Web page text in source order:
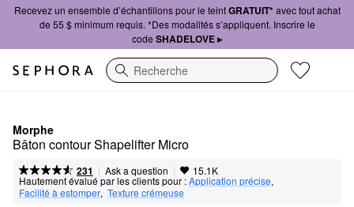
Recevez un ensemble d’échantillons pour le teintGRATUIT*avec tout achat
de 55 $ minimum requis. *Des modalités s’appliquent. Inscrire le
code SHADELOVE ▸
Recherche
Morphe
Bâton contour Shapelifter Micro
231 | Ask a question | 15.1K
Hautement évalué par les clients pour :Application précise,
Facilité à estomper, Texture crémeuse